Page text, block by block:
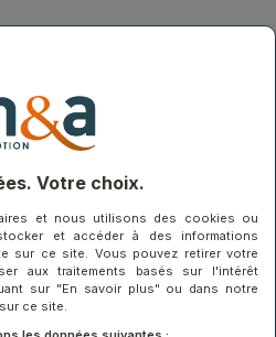
R+2
RDC -
Votre choix.
et nous utilisons des cookies ou
et accéder à des informations
sur ce site. Vous pouvez retirer votre
aux traitements basés sur l'intérêt
sur "En savoir plus" ou dans notre
sur ce site.